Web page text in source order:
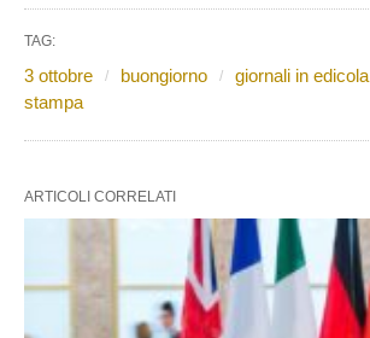
TAG:
3 ottobre buongiorno giornali in edicola
stampa
ARTICOLI CORRELATI